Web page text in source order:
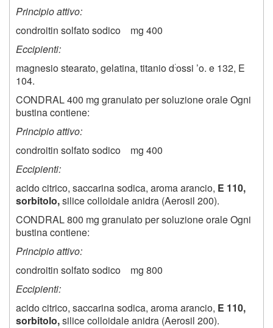
Principio attivo:
condroitin solfato sodico mg 400
Eccipienti:
magnesio stearato, gelatina, titanio d:ossi ’o. e 132, E
104.
CONDRAL 400 mg granulato per soluzione orale Ogni
bustina contiene:
Principio attivo:
condroitin solfato sodico mg 400
Eccipienti:
acido citrico, saccarina sodica, aroma arancio, E 110,
sorbitolo,silice colloidale anidra (Aerosil 200).
CONDRAL 800 mg granulato per soluzione orale Ogni
bustina contiene:
Principio attivo:
condroitin solfato sodico mg 800
Eccipienti:
acido citrico, saccarina sodica, aroma arancio, E 110,
sorbitolo,silice colloidale anidra (Aerosil 200).